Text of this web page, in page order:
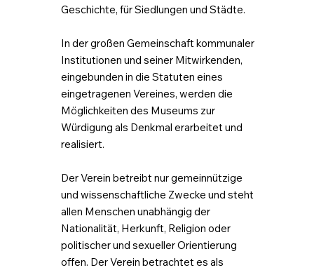
Geschichte, für Siedlungen und Städte.
In der großen Gemeinschaft kommunaler
Institutionen und seiner Mitwirkenden,
eingebunden in die Statuten eines
eingetragenen Vereines, werden die
Möglichkeiten des Museums zur
Würdigung als Denkmal erarbeitet und
realisiert.
Der Verein betreibt nur gemeinnützige
und wissenschaftliche Zwecke und steht
allen Menschen unabhängig der
Nationalität, Herkunft, Religion oder
politischer und sexueller Orientierung
offen. Der Verein betrachtet es als